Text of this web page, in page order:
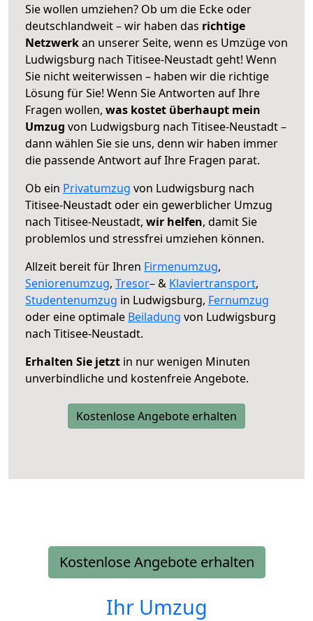
Sie wollen umziehen? Ob um die Ecke oder
deutschlandweit – wir haben das richtige
Netzwerkan unserer Seite, wenn es Umzüge von
Ludwigsburg nach Titisee-Neustadt geht! Wenn
Sie nicht weiterwissen – haben wir die richtige
Lösung für Sie! Wenn Sie Antworten auf Ihre
Fragen wollen, was kostet überhaupt mein
Umzug von Ludwigsburg nach Titisee-Neustadt –
dann wählen Sie sie uns, denn wir haben immer
die passende Antwort auf Ihre Fragen parat.
Ob ein Privatumzug von Ludwigsburg nach
Titisee-Neustadt oder ein gewerblicher Umzug
nach Titisee-Neustadt, wir helfen, damit Sie
problemlos und stressfrei umziehen können.
Allzeit bereit für Ihren Firmenumzug,
Seniorenumzug, Tresor– & Klaviertransport,
Studentenumzug in Ludwigsburg, Fernumzug
oder eine optimale Beiladung von Ludwigsburg
nach Titisee-Neustadt.
Erhalten Sie jetzt in nur wenigen Minuten
unverbindliche und kostenfreie Angebote.
Kostenlose Angebote erhalten
Kostenlose Angebote erhalten
Ihr Umzug